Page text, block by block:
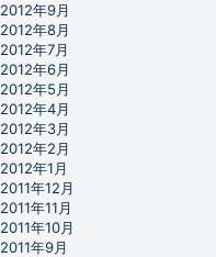
2012年9月
2012年8月
2012年7月
2012年6月
2012年5月
2012年4月
2012年3月
2012年2月
2012年1月
2011年12月
2011年11月
2011年10月
2011年9月